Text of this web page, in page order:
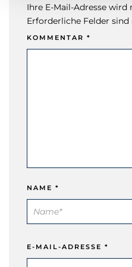
Ihre E-Mail-Adresse
Erforderliche Felder
KOMMENTAR *
NAME *
E-MAIL-ADRESSE *